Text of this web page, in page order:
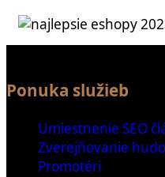
Ponuka služieb
Umiestnenie SEO
Zverejňovanie
Promotéri